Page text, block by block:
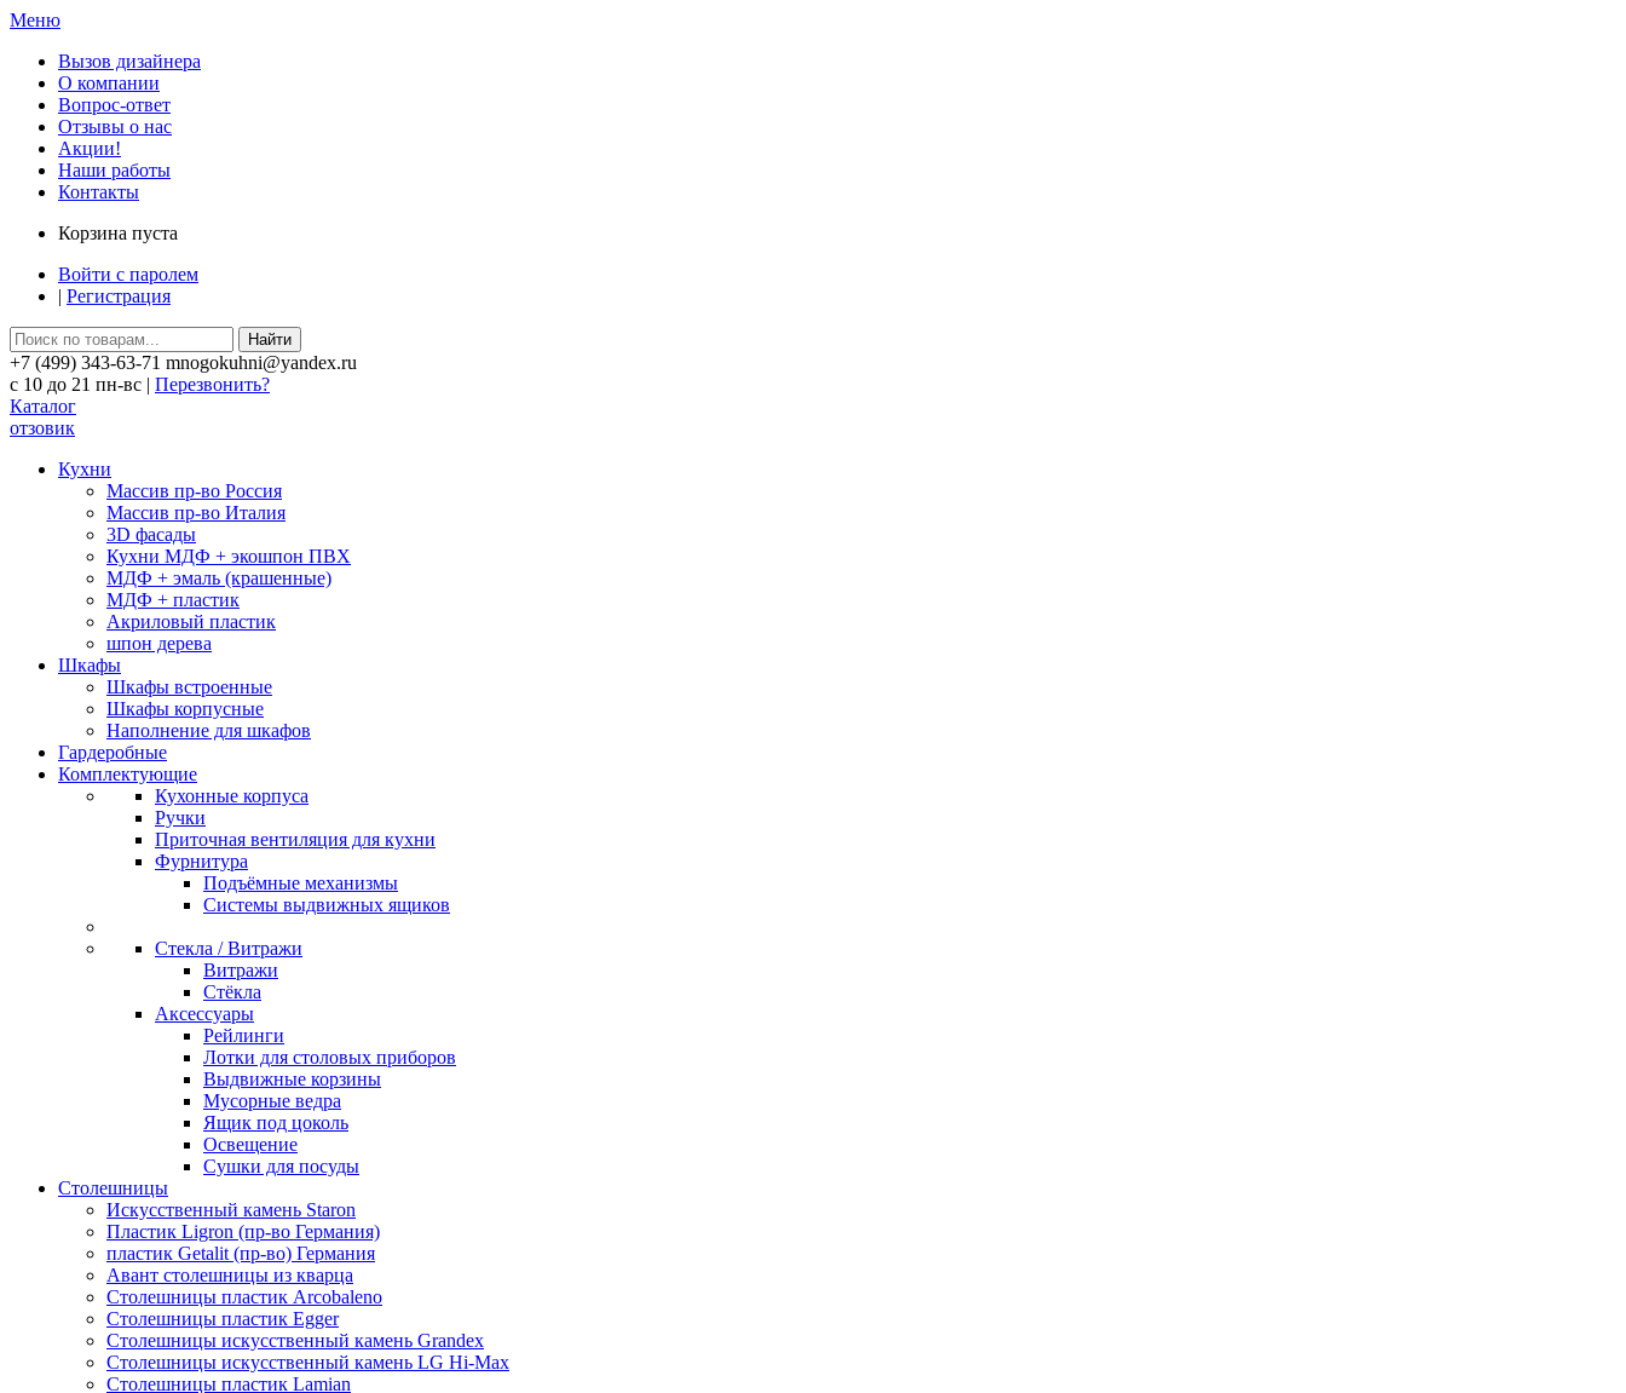
Меню
Вызов дизайнера
О компании
Вопрос-ответ
Отзывы о нас
Акции!
Наши работы
Контакты
Корзина пуста
Войти с паролем
| Регистрация
Найти
+7 (499) 343-63-71 mnogokuhni@yandex.ru
c 10 до 21 пн-вс | Перезвонить?
Каталог
отзовик
Кухни
Массив пр-во Россия
Массив пр-во Италия
3D фасады
Кухни МДФ + экошпон ПВХ
МДФ + эмаль (крашенные)
МДФ + пластик
Акриловый пластик
шпон дерева
Шкафы
Шкафы встроенные
Шкафы корпусные
Наполнение для шкафов
Гардеробные
Комплектующие
Кухонные корпуса
Ручки
Приточная вентиляция для кухни
Фурнитура
Подъёмные механизмы
Системы выдвижных ящиков
Стекла / Витражи
Витражи
Стёкла
Аксессуары
Рейлинги
Лотки для столовых приборов
Выдвижные корзины
Мусорные ведра
Ящик под цоколь
Освещение
Сушки для посуды
Столешницы
Искусственный камень Staron
Пластик Ligron (пр-во Германия)
пластик Getalit (пр-во) Германия
Авант столешницы из кварца
Столешницы пластик Arcobaleno
Столешницы пластик Egger
Столешницы искусственный камень Grandex
Столешницы искусственный камень LG Hi-Max
Столешницы пластик Lamian